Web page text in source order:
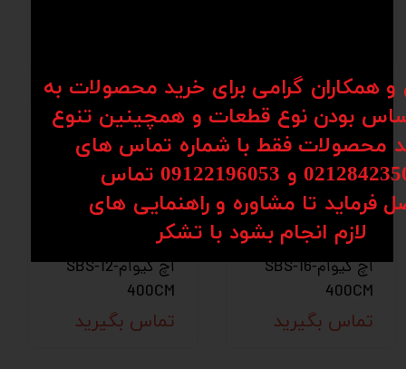
شفت پایه دارHQM
اچ کیوامSBS-16-
400CM
تماس بگیرید
اچ کیوامSBS-12-
400CM
تماس بگیرید
همکاران گرامی برای خرید محصولات به
بودن نوع قطعات و همچینین تنوع
کد محصولات فقط با شماره تماس های
و 09122196053​​​​​​​ تماس
فرماید تا مشاوره و راهنمایی های
​​​​​​​لازم انجام بشود با تشکر​​​​​​​